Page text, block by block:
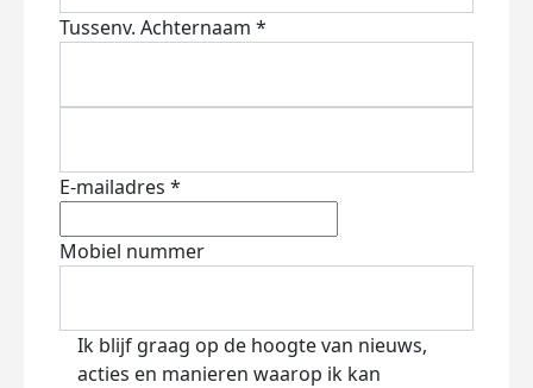
Tussenv. Achternaam *
E-mailadres *
Mobiel nummer
Ik blijf graag op de hoogte van nieuws,
acties en manieren waarop ik kan